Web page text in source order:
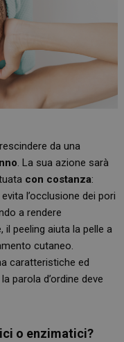
da una
. La sua azione sarà
con costanza:
l’occlusione dei pori
a rendere
il peeling aiuta la pelle a
cutaneo.
caratteristiche ed
parola d’ordine deve
o enzimatici?